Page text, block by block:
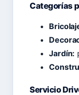
Categorías
Jardín:
Servicio